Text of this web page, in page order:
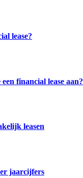
lease?
financial lease aan?
leasen
jaarcijfers